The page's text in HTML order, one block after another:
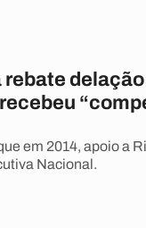
rebate
em 2014, apoio a
Nacional.